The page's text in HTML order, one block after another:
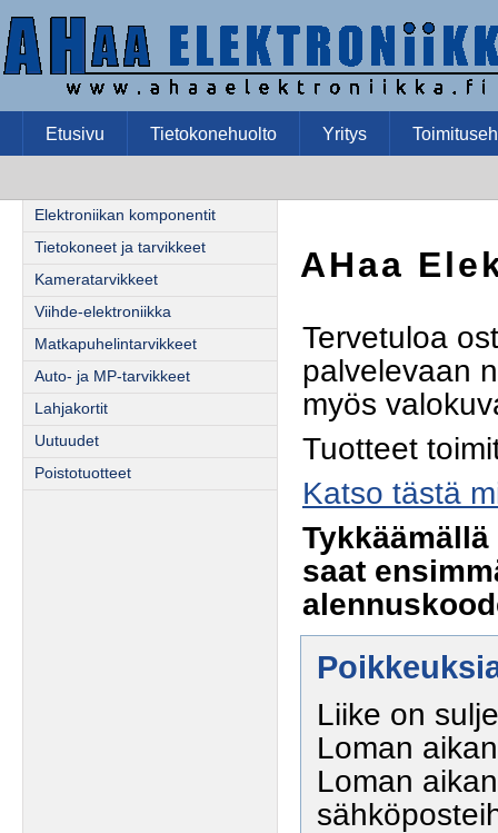
Etusivu Tietokonehuolto Yritys
Elektroniikan komponentit
Tietokoneet ja tarvikkeet
Kameratarvikkeet
Viihde-elektroniikka
Matkapuhelintarvikkeet
Auto- ja MP-tarvikkeet
Lahjakortit
Uutuudet
Poistotuotteet
AHaa
Tervetuloa
palvelevaan
myös
Tuotteet
Katso tästä
saat
Liike on
Loman
Loman